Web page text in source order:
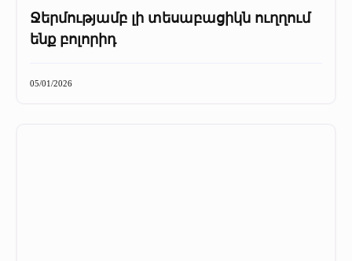
Ջերմությամբ լի տեսաբացիկն ուղղում
ենք բոլորիդ
05/01/2026